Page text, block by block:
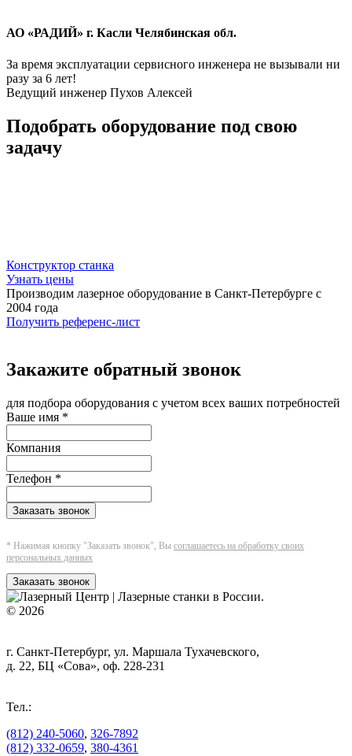
АО «РАДИЙ» г. Касли Челябинская обл.
За время эксплуатации сервисного инженера не вызывали ни
разу за 6 лет!
Ведущий инженер Пухов Алексей
Подобрать оборудование под свою
задачу
Конструктор станка
Узнать цены
Производим лазерное оборудование в Санкт-Петербурге с
2004 года
Получить референс-лист
Закажите обратный звонок
для подбора оборудования с учетом всех ваших потребностей
Ваше имя *
Компания
Телефон *
Заказать звонок
* Нажимая кнопку "Заказать звонок", Вы соглашаетесь на обработку своих
персональных данных
Заказать звонок
© 2026
г. Санкт-Петербург, ул. Маршала Тухачевского,
д. 22, БЦ «Сова», оф. 228-231
Тел.:
(812) 240-5060, 326-7892
(812) 332-0659, 380-4361